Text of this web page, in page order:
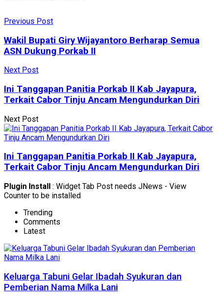
Previous Post
Wakil Bupati Giry Wijayantoro Berharap Semua
ASN Dukung Porkab II
Next Post
Ini Tanggapan Panitia Porkab II Kab Jayapura,
Terkait Cabor Tinju Ancam Mengundurkan Diri
Next Post
Ini Tanggapan Panitia Porkab II Kab Jayapura,
Terkait Cabor Tinju Ancam Mengundurkan Diri
Plugin Install
: Widget Tab Post needs JNews - View
Counter to be installed
Trending
Comments
Latest
Keluarga Tabuni Gelar Ibadah Syukuran dan
Pemberian Nama Milka Lani